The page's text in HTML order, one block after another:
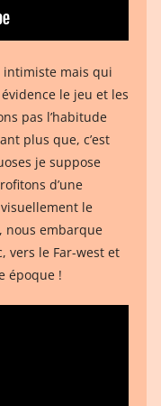
mais qui
le jeu et les
pas l’habitude
plus que, c’est
je suppose
d’une
le
nous embarque
vers le Far-west et
époque !